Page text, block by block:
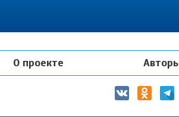
постсоветском пространстве
О проекте